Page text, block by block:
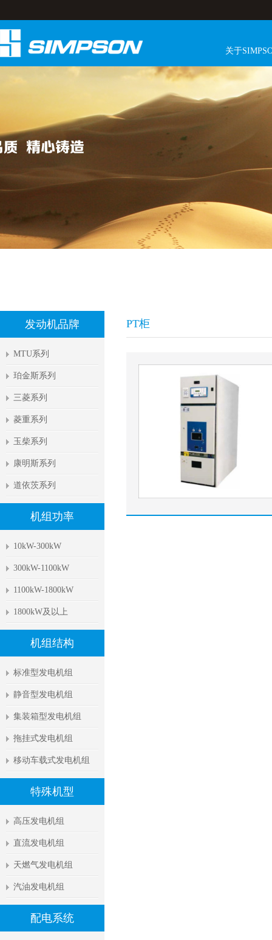
关于
发动机品牌
MTU系列
珀金斯系列
三菱系列
菱重系列
玉柴系列
康明斯系列
道依茨系列
机组功率
10kW-300kW
300kW-1100kW
1100kW-1800kW
1800kW及以上
机组结构
标准型发电机组
静音型发电机组
集装箱型发电机组
拖挂式发电机组
移动车载式发电机组
特殊机型
高压发电机组
直流发电机组
天燃气发电机组
汽油发电机组
配电系统
PT柜